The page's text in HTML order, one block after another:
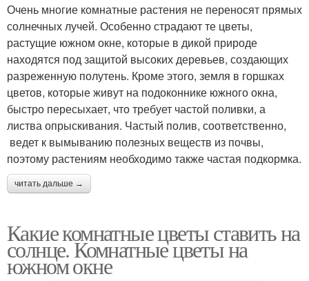
Очень многие комнатные растения не переносят прямых
солнечных лучей. Особенно страдают те цветы,
растущие южном окне, которые в дикой природе
находятся под защитой высоких деревьев, создающих
разреженную полутень. Кроме этого, земля в горшках
цветов, которые живут на подоконнике южного окна,
быстро пересыхает, что требует частой поливки, а
листва опрыскивания. Частый полив, соответственно,
ведет к вымыванию полезных веществ из почвы,
поэтому растениям необходимо также частая подкормка.
читать дальше →
Какие комнатные цветы ставить на
солнце. Комнатные цветы на
южном окне